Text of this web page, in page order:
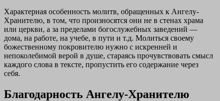
Характерная особенность молитв, обращенных к Ангелу-
Хранителю, в том, что произносятся они не в стенах храма
или церкви, а за пределами богослужебных заведений —
дома, на работе, на учебе, в пути и т.д. Молиться своему
божественному покровителю нужно с искренней и
непоколебимой верой в душе, стараясь прочувствовать смысл
каждого слова в тексте, пропустить его содержание через
себя.
Благодарность Ангелу-Хранителю